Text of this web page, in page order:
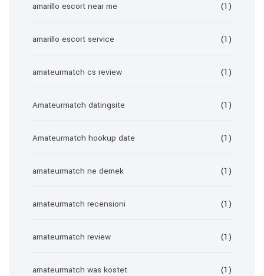
amarillo escort near me (1)
amarillo escort service (1)
amateurmatch cs review (1)
Amateurmatch datingsite (1)
Amateurmatch hookup date (1)
amateurmatch ne demek (1)
amateurmatch recensioni (1)
amateurmatch review (1)
amateurmatch was kostet (1)